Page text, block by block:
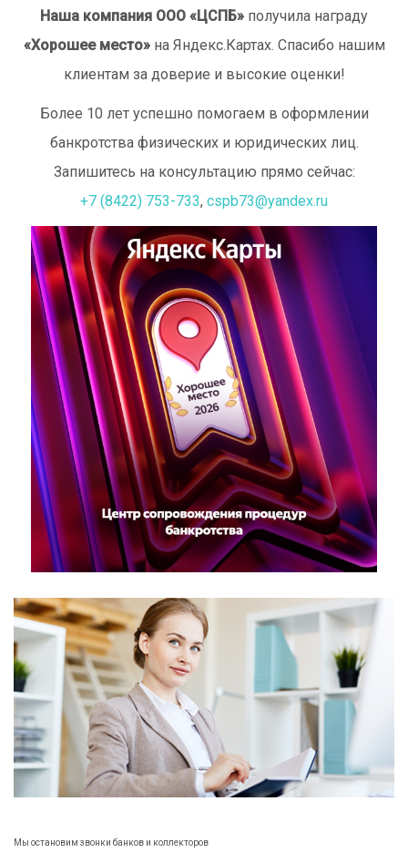
Наша компания ООО «ЦСПБ» получила награду
«Хорошее место»на Яндекс.Картах. Спасибо нашим
клиентам за доверие и высокие оценки!
Более 10 лет успешно помогаем в оформлении
банкротства физических и юридических лиц.
Запишитесь на консультацию прямо сейчас:
+7 (8422) 753-733, cspb73@yandex.ru
Мы остановим звонки банков и коллекторов